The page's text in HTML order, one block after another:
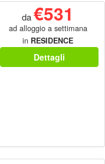
da€531
ad alloggio a settimana
in RESIDENCE
Dettagli